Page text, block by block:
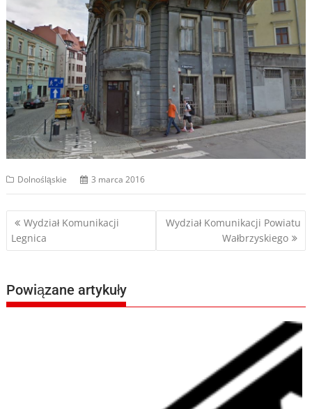
Dolnośląskie 3 marca 2016
Nawigacja
wpisu
Wydział Komunikacji
Legnica
Wydział Komunikacji Powiatu
Wałbrzyskiego
Powiązane artykuły